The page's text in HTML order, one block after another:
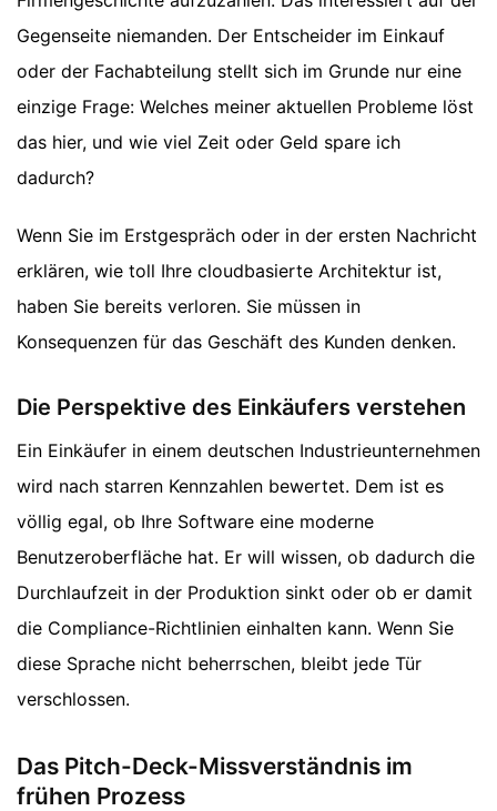
Gegenseite niemanden. Der Entscheider im Einkauf
oder der Fachabteilung stellt sich im Grunde nur eine
einzige Frage: Welches meiner aktuellen Probleme löst
das hier, und wie viel Zeit oder Geld spare ich
dadurch?
Wenn Sie im Erstgespräch oder in der ersten Nachricht
erklären, wie toll Ihre cloudbasierte Architektur ist,
haben Sie bereits verloren. Sie müssen in
Konsequenzen für das Geschäft des Kunden denken.
Die Perspektive des Einkäufers verstehen
Ein Einkäufer in einem deutschen Industrieunternehmen
wird nach starren Kennzahlen bewertet. Dem ist es
völlig egal, ob Ihre Software eine moderne
Benutzeroberfläche hat. Er will wissen, ob dadurch die
Durchlaufzeit in der Produktion sinkt oder ob er damit
die Compliance-Richtlinien einhalten kann. Wenn Sie
diese Sprache nicht beherrschen, bleibt jede Tür
verschlossen.
Das Pitch-Deck-Missverständnis im
frühen Prozess